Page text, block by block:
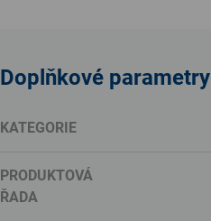
Doplňkové parametry
KATEGORIE
PRODUKTOVÁ
ŘADA